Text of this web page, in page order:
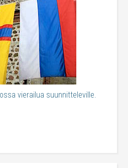
vierailua suunnitteleville.